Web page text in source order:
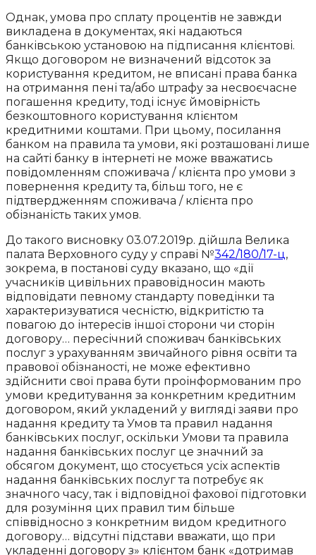
Однак, умова про сплату процентів не завжди
викладена в документах, які надаються
банківською установою на підписання клієнтові.
Якщо договором не визначений відсоток за
користування кредитом, не вписані права банка
на отримання пені та/або штрафу за несвоєчасне
погашення кредиту, тоді існує ймовірність
безкоштовного користування клієнтом
кредитними коштами. При цьому, посилання
банком на правила та умови, які розташовані лише
на сайті банку в інтернеті не може вважатись
повідомленням споживача / клієнта про умови з
повернення кредиту та, більш того, не є
підтвердженням споживача / клієнта про
обізнаність таких умов.
До такого висновку 03.07.2019р. дійшла Велика
палата Верховного суду у справі №342/180/17-ц,
зокрема, в постанові суду вказано, що «дії
учасників цивільних правовідносин мають
відповідати певному стандарту поведінки та
характеризуватися чесністю, відкритістю та
повагою до інтересів іншої сторони чи сторін
договору… пересічний споживач банківських
послуг з урахуванням звичайного рівня освіти та
правової обізнаності, не може ефективно
здійснити свої права бути проінформованим про
умови кредитування за конкретним кредитним
договором, який укладений у вигляді заяви про
надання кредиту та Умов та правил надання
банківських послуг, оскільки Умови та правила
надання банківських послуг це значний за
обсягом документ, що стосується усіх аспектів
надання банківських послуг та потребує як
значного часу, так і відповідної фахової підготовки
для розуміння цих правил тим більше
співвідносно з конкретним видом кредитного
договору… відсутні підстави вважати, що при
укладенні договору з» клієнтом банк «дотримав